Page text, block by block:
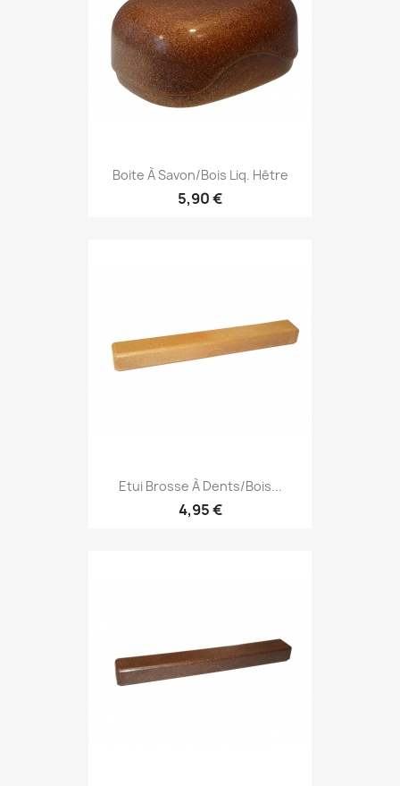
Boite À Savon/Bois Liq. Hêtre
5,90 €
Etui Brosse À Dents/Bois...
4,95 €